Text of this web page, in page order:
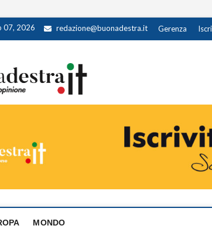
07, 2026 redazione@buonadestra.it Gerenza
MONDO